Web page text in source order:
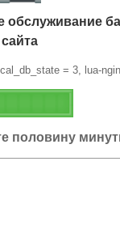
обслуживание
= 3, lua-
половину